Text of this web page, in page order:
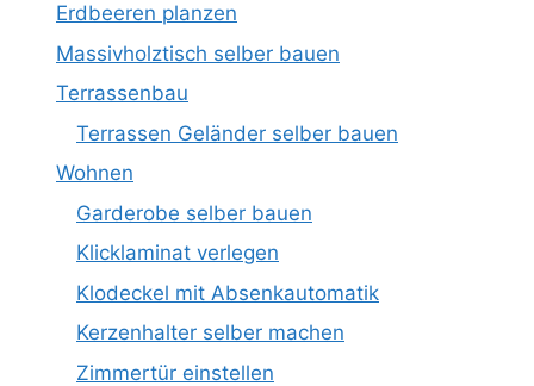
Erdbeeren planzen
Massivholztisch selber bauen
Terrassenbau
Terrassen Geländer selber bauen
Wohnen
Garderobe selber bauen
Klicklaminat verlegen
Klodeckel mit Absenkautomatik
Kerzenhalter selber machen
Zimmertür einstellen